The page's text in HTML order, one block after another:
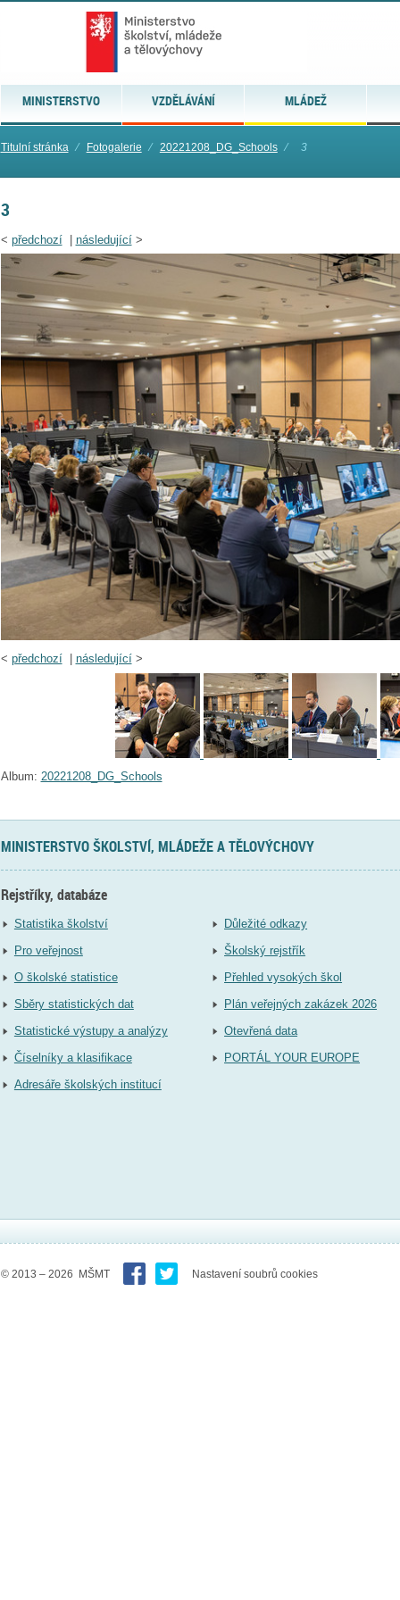
MINISTERSTVO VZDĚLÁVÁNÍ MLÁDEŽ
Titulní stránka ⁄ Fotogalerie ⁄ 20221208_DG_Schools ⁄ 3
3
< předchozí| následující>
< předchozí| následující>
Album: 20221208_DG_Schools
MINISTERSTVO ŠKOLSTVÍ, MLÁDEŽE A TĚLOVÝCHOVY
Rejstříky, databáze
Statistika školství
Pro veřejnost
O školské statistice
Sběry statistických dat
Statistické výstupy a analýzy
Číselníky a klasifikace
Adresáře školských institucí
Důležité odkazy
Školský rejstřík
Přehled vysokých škol
Plán veřejných zakázek 2026
Otevřená data
PORTÁL YOUR EUROPE
© 2013 – 2026 MŠMT Nastavení soubrů cookies